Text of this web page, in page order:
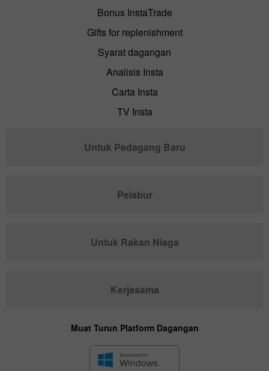
Bonus InstaTrade
Gifts for replenishment
Syarat dagangan
Analisis Insta
Carta Insta
TV Insta
Untuk Pedagang Baru
Pelabur
Untuk Rakan Niaga
Kerjasama
Muat Turun Platform Dagangan